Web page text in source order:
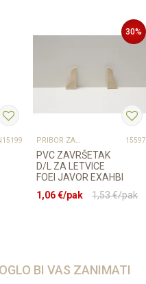
30%
PRIBOR ZA UGRADNJU PODOVA – SVE NA JEDNOM MJESTU 15597
PVC ZAVRŠETAK
D/L ZA LETVICE
FOEI JAVOR EXAHBI
1,06€/pak 1,53€/pak
BI VAS ZANIMATI